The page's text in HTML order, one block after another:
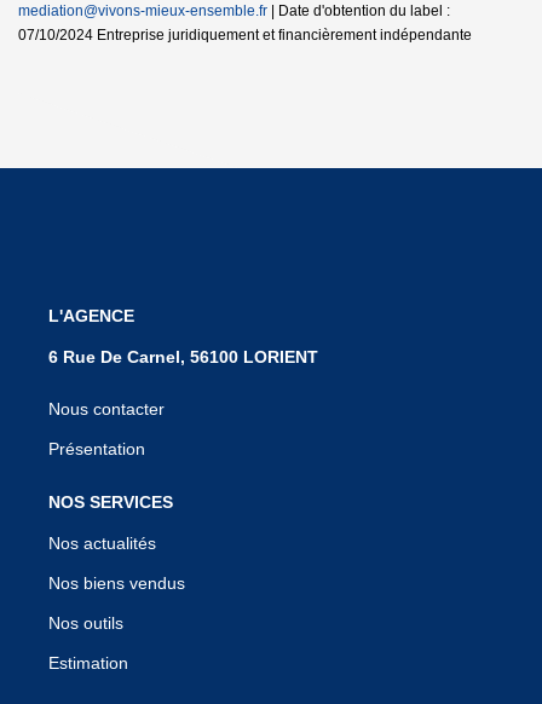
mediation@vivons-mieux-ensemble.fr | Date d'obtention du label :
07/10/2024 Entreprise juridiquement et financièrement indépendante
L'AGENCE
6 Rue De Carnel, 56100 LORIENT
Nous contacter
Présentation
NOS SERVICES
Nos actualités
Nos biens vendus
Nos outils
Estimation